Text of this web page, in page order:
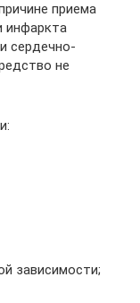
приема
инфаркта
сердечно-
не
зависимости;